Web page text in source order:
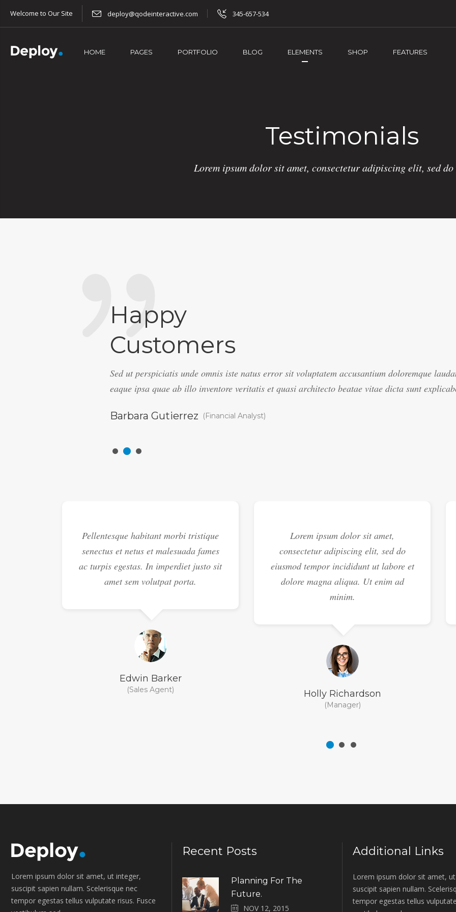
Welcome to Our Site deploy@qodeinteractive.com 345-657-534
HOME PAGES PORTFOLIO BLOG ELEMENTS SHOP FEATURES
Testimonials
Lorem ipsum dolor sit amet, consectetur adipiscing elit, sed do
Happy
Customers
Sed ut perspiciatis unde omnis iste natus error sit voluptatem accusantium doloremque
eaque ipsa quae ab illo inventore veritatis et quasi architecto beatae vitae dicta sunt
Barbara Gutierrez (Financial Analyst)
Pellentesque habitant morbi tristique
senectus et netus et malesuada fames
ac turpis egestas. In imperdiet justo sit
amet sem volutpat porta.
Edwin Barker
(Sales Agent)
Lorem ipsum dolor sit amet,
consectetur adipiscing elit, sed do
eiusmod tempor incididunt ut labore et
dolore magna aliqua. Ut enim ad
minim.
Holly Richardson
(Manager)
Lorem ipsum dolor sit amet, ut integer,
suscipit sapien nullam. Scelerisque nec
tempor egestas tellus vulputate risus. Fusce
Recent Posts
Planning For The
Future.
NOV 12, 2015
Additional Links
Lorem ipsum dolor sit amet,
suscipit sapien nullam.
tempor egestas tellus